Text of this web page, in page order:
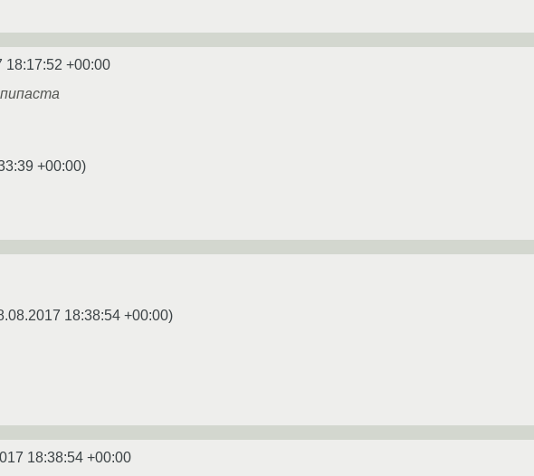
18:17:52 +00:00
+00:00)
18:38:54 +00:00)
18:38:54 +00:00